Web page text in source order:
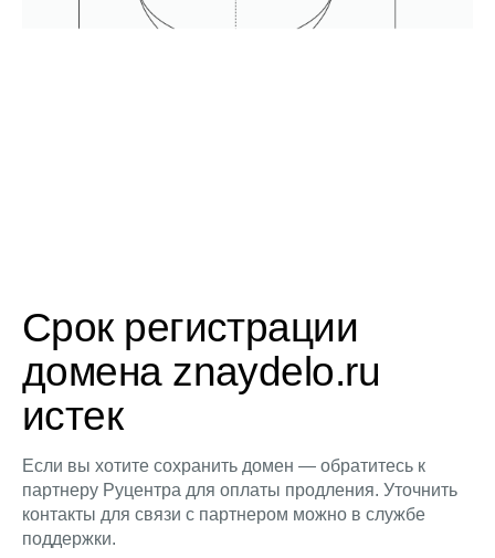
Срок регистрации
домена znaydelo.ru
истек
Если вы хотите сохранить домен — обратитесь к
партнеру Руцентра для оплаты продления. Уточнить
контакты для связи с партнером можно в службе
поддержки.